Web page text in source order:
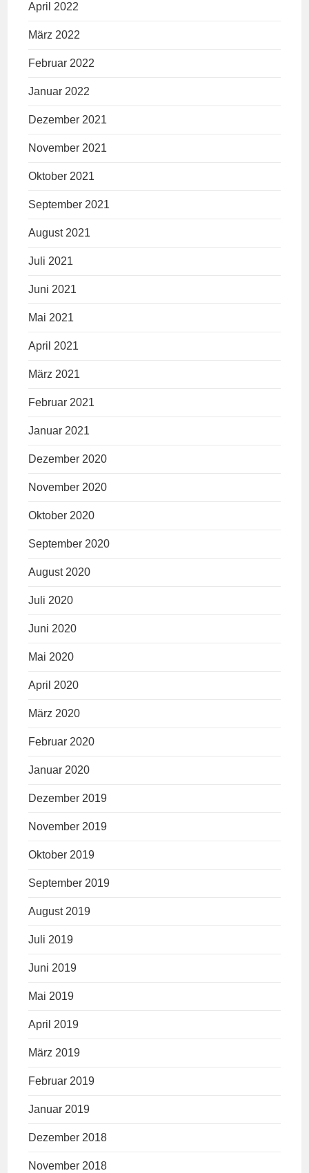
April 2022
März 2022
Februar 2022
Januar 2022
Dezember 2021
November 2021
Oktober 2021
September 2021
August 2021
Juli 2021
Juni 2021
Mai 2021
April 2021
März 2021
Februar 2021
Januar 2021
Dezember 2020
November 2020
Oktober 2020
September 2020
August 2020
Juli 2020
Juni 2020
Mai 2020
April 2020
März 2020
Februar 2020
Januar 2020
Dezember 2019
November 2019
Oktober 2019
September 2019
August 2019
Juli 2019
Juni 2019
Mai 2019
April 2019
März 2019
Februar 2019
Januar 2019
Dezember 2018
November 2018